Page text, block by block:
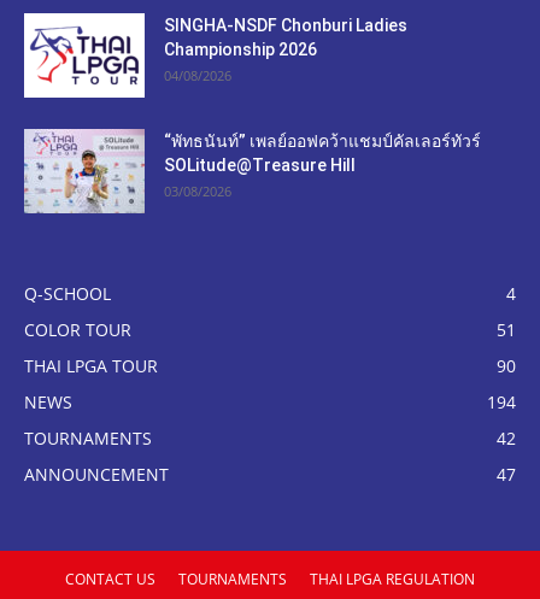
SINGHA-NSDF Chonburi Ladies
Championship 2026
04/08/2026
“พัทธนันท์” เพลย์ออฟคว้าแชมป์คัลเลอร์ทัวร์
SOLitude@Treasure Hill
03/08/2026
Q-SCHOOL
4
COLOR TOUR
51
THAI LPGA TOUR
90
NEWS
194
TOURNAMENTS
42
ANNOUNCEMENT
47
CONTACT US TOURNAMENTS THAI LPGA REGULATION